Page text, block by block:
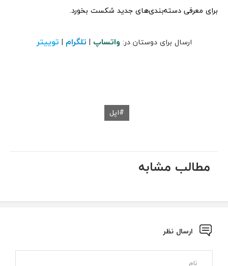
برای معرفی دسته‌بندی‌های جدید شکست بخورد.
ارسال برای دوستان در: واتساپ | تلگرام | توییتر
اپل
مطالب مشابه
ارسال نظر